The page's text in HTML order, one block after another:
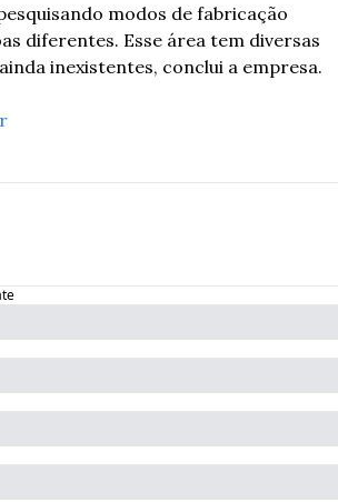
modos de fabricação
diferentes. Esse área tem diversas
inexistentes, conclui a empresa.